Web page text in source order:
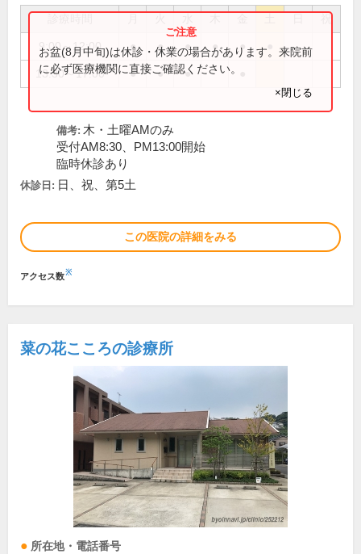
祝
9:00～12:00 ● ● ● ● ●
13:30～17:00 ● ● ●
お盆(8月中旬)は休診・休業の場合があります。来院前
に必ず医療機関に直接ご確認ください。
×閉じる
備考: 木・土曜AMのみ
受付AM8:30、PM13:00開始
臨時休診あり
休診日: 日、祝、第5土
この医院の詳細をみる
アクセス数※
菜の花こころの診療所
所在地・電話番号